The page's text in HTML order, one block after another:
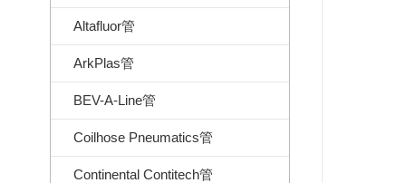
Altafluor管
ArkPlas管
BEV-A-Line管
Coilhose Pneumatics管
Continental Contitech管